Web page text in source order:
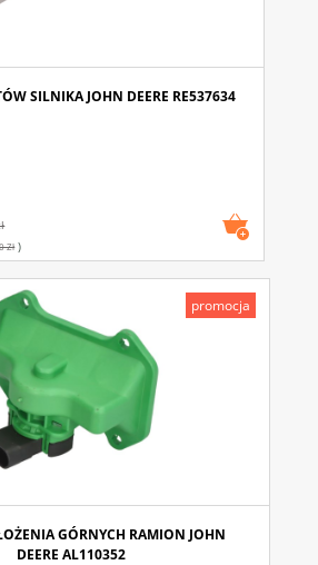
SILNIKA JOHN DEERE RE537634
Zł)
GÓRNYCH RAMION JOHN
DEERE AL110352
promocja